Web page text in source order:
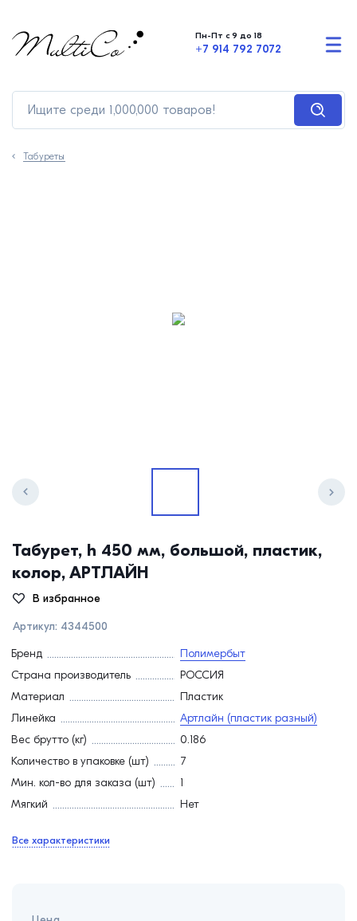
Пн-Пт с 9 до 18
+7 914 792 7072
Табуреты
Табурет, h 450 мм, большой, пластик,
колор, АРТЛАЙН
В избранное
Артикул: 4344500
Бренд
Полимербыт
Страна производитель
РОССИЯ
Материал
Пластик
Линейка
Артлайн (пластик разный)
Вес брутто (кг)
0.186
Количество в упаковке (шт)
7
Мин. кол-во для заказа (шт)
1
Мягкий
Нет
Все характеристики